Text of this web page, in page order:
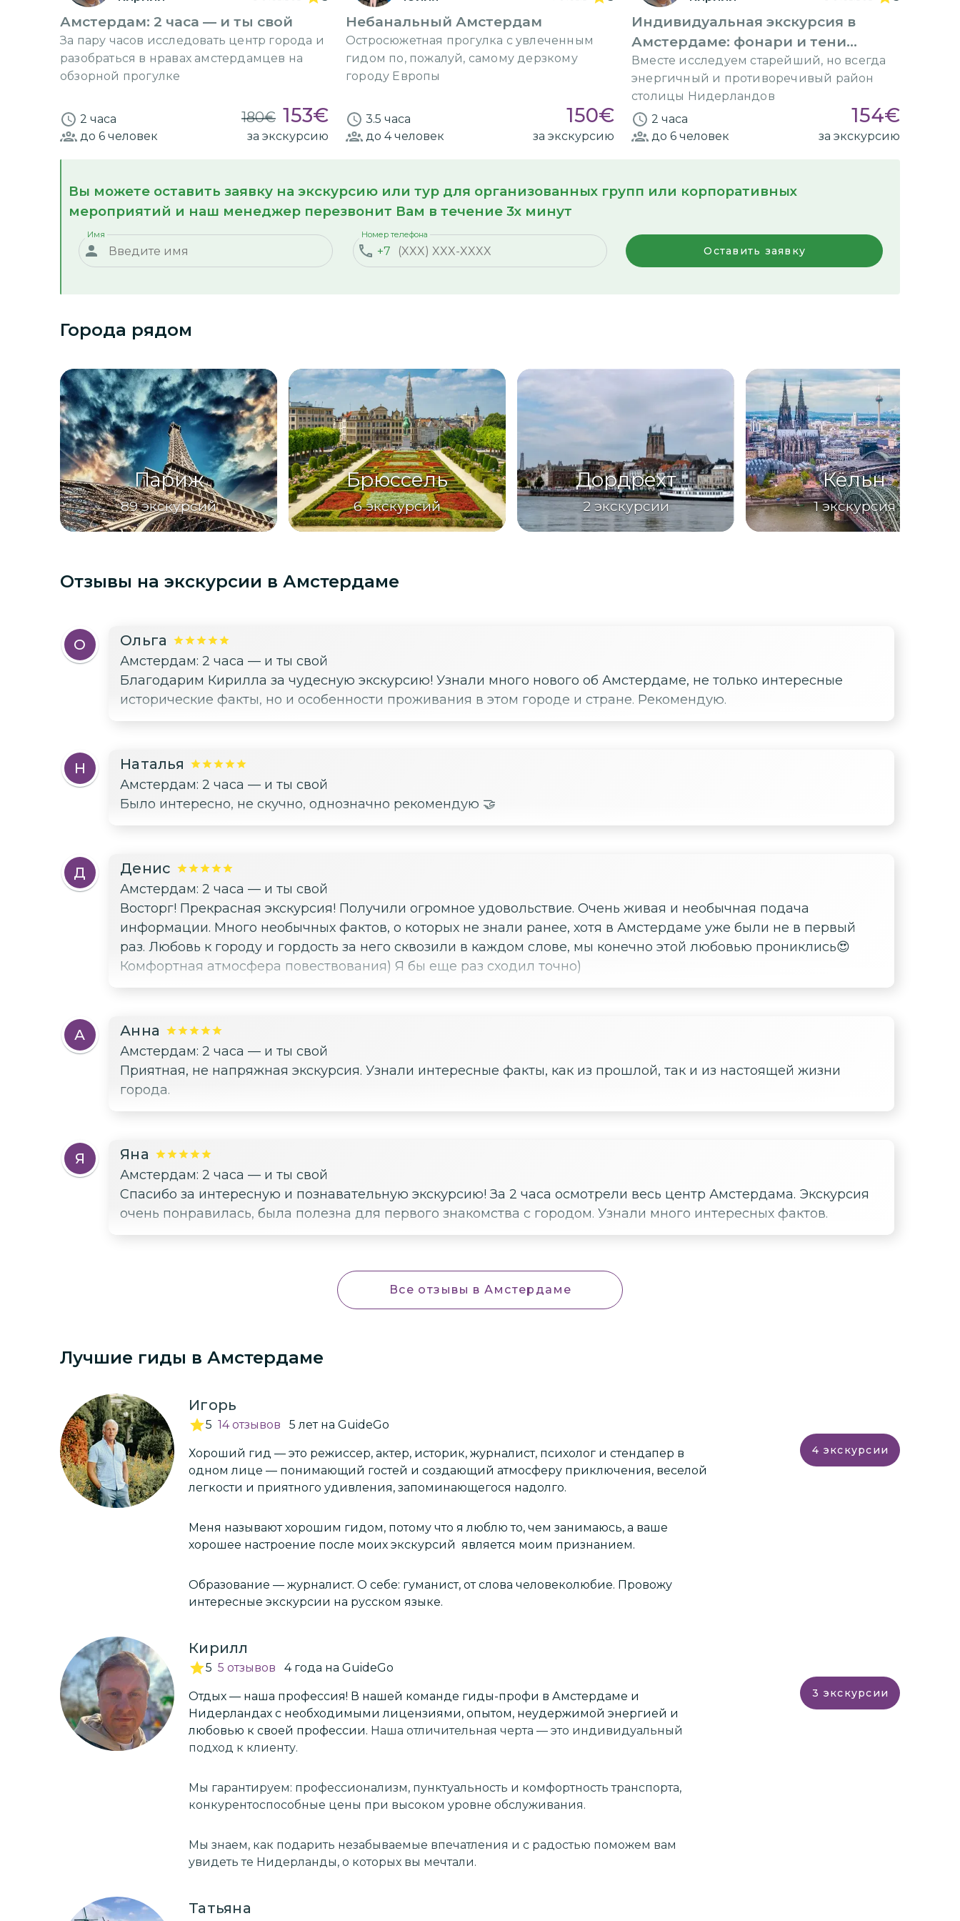
Амстердам: 2 часа — и ты свой
За пару часов исследовать центр города и
разобраться в нравах амстердамцев на
обзорной прогулке
2 часа 180€ 153€
до 6 человек за экскурсию
Небанальный Амстердам
Остросюжетная прогулка с увлеченным
гидом по, пожалуй, самому дерзкому
городу Европы
3.5 часа 150€
до 4человек за экскурсию
Индивидуальная экскурсия в
Амстердаме: фонари и тени
прошлого
Вместе исследуем старейший, но всегда
энергичный и противоречивый район
столицы Нидерландов
2 часа
154€
до 6 человек за экскурсию
Вы можете оставить заявку на экскурсию или тур для организованных групп или корпоративных
мероприятий и наш менеджер перезвонит Вам в течение 3х минут
Имя
+7
Номер телефона
Оставить заявку
Города рядом
Париж
89 экскурсий
Брюссель
6 экскурсий
Дордрехт
2 экскурсии
Кёльн
1 экскурсия
Отзывы на экскурсии в Амстердаме
О Ольга
Амстердам: 2 часа — и ты свой
Благодарим Кирилла за чудесную экскурсию! Узнали много нового об Амстердаме, не только интересные
исторические факты, но и особенности проживания в этом городе и стране. Рекомендую.
Н Наталья
Амстердам: 2 часа — и ты свой
Было интересно, не скучно, однозначно рекомендую 🤝
Д Денис
Амстердам: 2 часа — и ты свой
Восторг! Прекрасная экскурсия! Получили огромное удовольствие. Очень живая и необычная подача
информации. Много необычных фактов, о которых не знали ранее, хотя в Амстердаме уже были не в первый
раз. Любовь к городу и гордость за него сквозили в каждом слове, мы конечно этой любовью прониклись😍
Комфортная атмосфера повествования) Я бы еще раз сходил точно)
А Анна
Амстердам: 2 часа — и ты свой
Приятная, не напряжная экскурсия. Узнали интересные факты, как из прошлой, так и из настоящей жизни
города.
Я Яна
Амстердам: 2 часа — и ты свой
Спасибо за интересную и познавательную экскурсию! За 2 часа осмотрели весь центр Амстердама. Экскурсия
очень понравилась, была полезна для первого знакомства с городом. Узнали много интересных фактов.
Все отзывы в Амстердаме
Лучшие гиды в Амстердаме
Игорь
5 14 отзывов 5 летна GuideGo
Хороший гид — это режиссер, актер, историк, журналист, психолог и стендапер в
одном лице — понимающий гостей и создающий атмосферу приключения, веселой
легкости и приятного удивления, запоминающегося надолго.
Меня называют хорошим гидом, потому что я люблю то, чем занимаюсь, а ваше
хорошее настроение после моих экскурсий является моим признанием.
Образование — журналист. О себе: гуманист, от слова человеколюбие. Провожу
интересные экскурсии на русском языке.
4 экскурсии
Кирилл
5 5 отзывов 4 года на GuideGo
Отдых — наша профессия! В нашей команде гиды-профи в Амстердаме и
Нидерландах с необходимыми лицензиями, опытом, неудержимой энергией и
любовью к своей профессии. Наша отличительная черта — это индивидуальный
подход к клиенту.
Мы гарантируем: профессионализм, пунктуальность и комфортность транспорта,
конкурентоспособные цены при высоком уровне обслуживания.
Мы знаем, как подарить незабываемые впечатления и с радостью поможем вам
увидеть те Нидерланды, о которых вы мечтали.
3 экскурсии
Татьяна